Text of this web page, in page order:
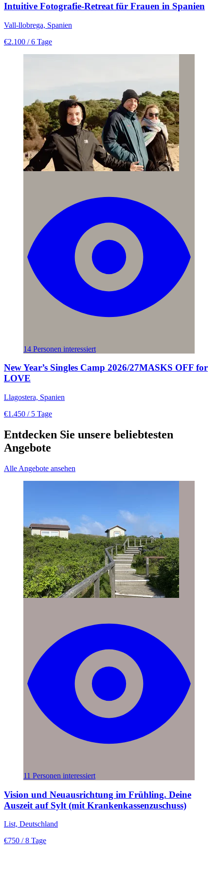
Intuitive Fotografie-Retreat für Frauen in Spanien
Vall-llobrega, Spanien
€2.100 / 6 Tage
14 Personen interessiert
New Year’s Singles Camp 2026/27MASKS OFF for
LOVE
Llagostera, Spanien
€1.450 / 5 Tage
Entdecken Sie unsere beliebtesten
Angebote
Alle Angebote ansehen
11 Personen interessiert
Vision und Neuausrichtung im Frühling. Deine
Auszeit auf Sylt (mit Krankenkassenzuschuss)
List, Deutschland
€750 / 8 Tage